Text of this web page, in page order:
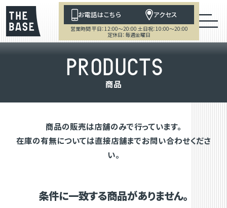
お電話はこちら アクセス
営業時間 平日：12:00～20:00 土日祝：10:00～20:00
定休日：毎週金曜日
PRODUCTS
商品
商品の販売は店舗のみで行っています。
在庫の有無については直接店舗までお問い合わせくださ
い。
条件に一致する商品がありません。